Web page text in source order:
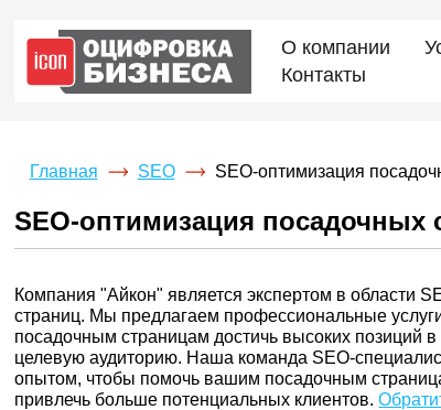
О компании
Контакты
Главная SEO SEO-оптимизация
SEO-оптимизация посадочных
Компания "Айкон" является экспертом в области
страниц. Мы предлагаем профессиональные
посадочным страницам достичь высоких позиций
целевую аудиторию. Наша команда SEO-
опытом, чтобы помочь вашим посадочным
привлечь больше потенциальных клиентов.